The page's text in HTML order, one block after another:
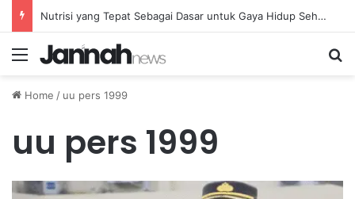
Nutrisi yang Tepat Sebagai Dasar untuk Gaya Hidup Sehat dan Berkelanjutan
Menu
Home / uu pers 1999
uu pers 1999